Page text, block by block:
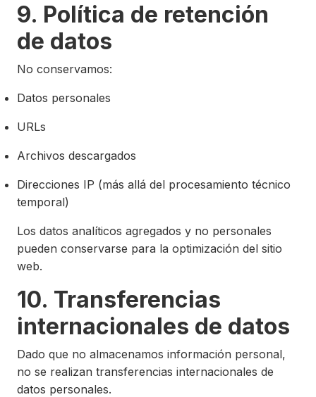
9. Política de retención
de datos
No conservamos:
Datos personales
URLs
Archivos descargados
Direcciones IP (más allá del procesamiento técnico
temporal)
Los datos analíticos agregados y no personales
pueden conservarse para la optimización del sitio
web.
10. Transferencias
internacionales de datos
Dado que no almacenamos información personal,
no se realizan transferencias internacionales de
datos personales.